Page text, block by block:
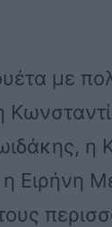
με
η
η Ειρήνη